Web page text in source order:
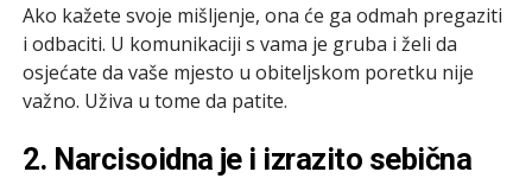
Ako kažete svoje mišljenje, ona će ga odmah pregaziti
i odbaciti. U komunikaciji s vama je gruba i želi da
osjećate da vaše mjesto u obiteljskom poretku nije
važno. Uživa u tome da patite.
2. Narcisoidna je i izrazito sebična